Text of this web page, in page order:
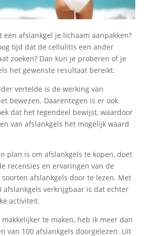
een afslankgel je lichaam aanpakken?
tijd dat de cellulitis een ander
zoeken? Dan kun je proberen of je
het gewenste resultaat bereikt.
vertelde is de werking van
bewezen. Daarentegen is er ook
dat het tegendeel bewijst, waardoor
van afslankgels het mogelijk waard
plan is om afslankgels te kopen, doet
recensies en ervaringen van de
afslankgels door te lezen. Met
afslankgels verkrijgbaar is dat echter
activiteit.
te maken, heb ik meer dan
van 100 afslankgels doorgelezen. Uit